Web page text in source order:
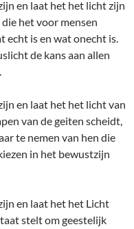
en laat het het licht zijn
het voor mensen
echt is en wat onecht is.
de kans aan allen
en laat het het licht van
van de geiten scheidt,
te nemen van hen die
in het bewustzijn
en laat het het Licht
stelt om geestelijk